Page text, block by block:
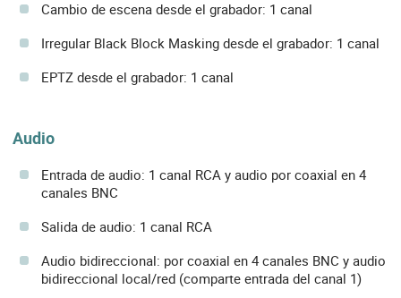
Cambio de escena desde el grabador: 1 canal
Irregular Black Block Masking desde el grabador: 1 canal
EPTZ desde el grabador: 1 canal
Audio
Entrada de audio: 1 canal RCA y audio por coaxial en 4
canales BNC
Salida de audio: 1 canal RCA
Audio bidireccional: por coaxial en 4 canales BNC y audio
bidireccional local/red (comparte entrada del canal 1)